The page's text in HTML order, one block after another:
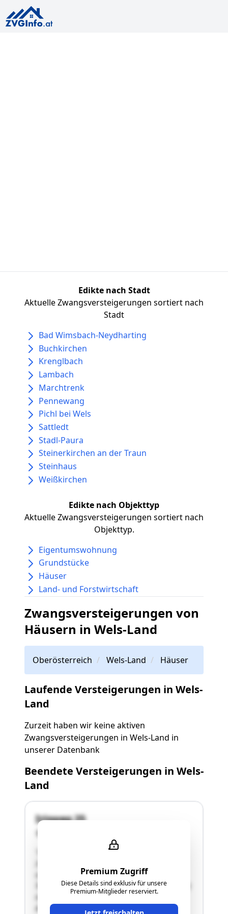
Edikte nach Stadt
Aktuelle Zwangsversteigerungen sortiert nach
Stadt
Bad Wimsbach-Neydharting
Buchkirchen
Krenglbach
Lambach
Marchtrenk
Pennewang
Pichl bei Wels
Sattledt
Stadl-Paura
Steinerkirchen an der Traun
Steinhaus
Weißkirchen
Edikte nach Objekttyp
Aktuelle Zwangsversteigerungen sortiert nach
Objekttyp.
Eigentumswohnung
Grundstücke
Häuser
Land- und Forstwirtschaft
Zwangsversteigerungen von
Häusern in Wels-Land
Oberösterreich Wels-Land Häuser
Laufende Versteigerungen in Wels-
Land
Zurzeit haben wir keine aktiven
Zwangsversteigerungen in Wels-Land in
unserer Datenbank
Beendete Versteigerungen in Wels-
Land
Premium Zugriff
Diese Details sind exklusiv für unsere
Premium-Mitglieder reserviert.
Irisweg 25
"Die Baufertigstellungsanzeige erfolgte im Jahr
2020.Das zweigeschoßige Wohnhaus (nicht
unterkellert), mit angebauter Garage, ist in
Teilbereichen (z.B. Badezimmer im Obergeschoß)
noch nicht fertiggestellt.Gleiches gilt für die
Außenanlagen.Details siehe Langgutachten!"